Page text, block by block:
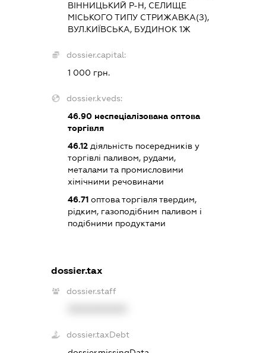
ВІННИЦЬКИЙ Р-Н, СЕЛИЩЕ
МІСЬКОГО ТИПУ СТРИЖАВКА(З),
ВУЛ.КИЇВСЬКА, БУДИНОК 1Ж
dossier.capital:
1 000 грн.
dossier.kveds:
46.90неспеціалізована оптова
торгівля
46.12діяльність посередників у
торгівлі паливом, рудами,
металами та промисловими
хімічними речовинами
46.71оптова торгівля твердим,
рідким, газоподібним паливом і
подібними продуктами
dossier.tax
dossier.staff
dossier.taxDebt